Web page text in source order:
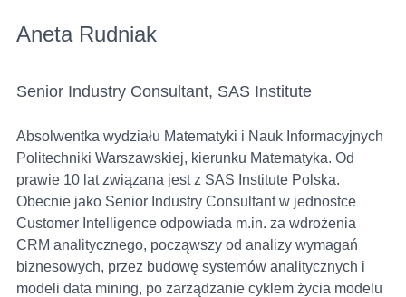
Aneta Rudniak
Senior Industry Consultant, SAS Institute
Absolwentka wydziału Matematyki i Nauk Informacyjnych
Politechniki Warszawskiej, kierunku Matematyka. Od
prawie 10 lat związana jest z SAS Institute Polska.
Obecnie jako Senior Industry Consultant w jednostce
Customer Intelligence odpowiada m.in. za wdrożenia
CRM analitycznego, począwszy od analizy wymagań
biznesowych, przez budowę systemów analitycznych i
modeli data mining, po zarządzanie cyklem życia modelu